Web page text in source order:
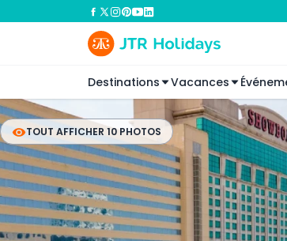
Destinations Vacances
TOUT AFFICHER 10 PHOTOS